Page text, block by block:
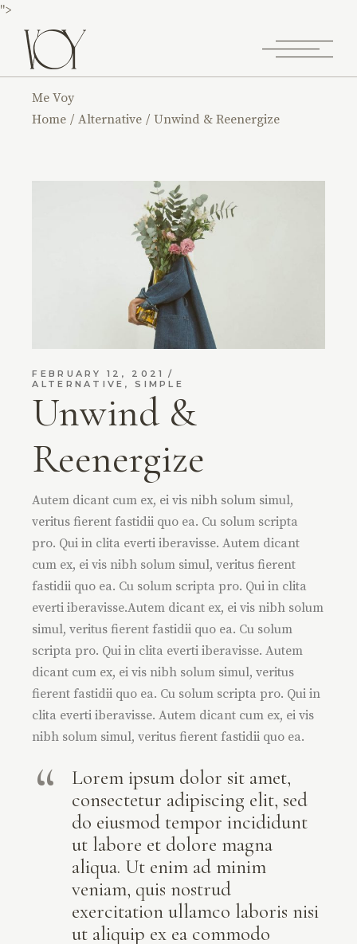
">
Me Voy
Home
Alternative Unwind & Reenergize
FEBRUARY 12, 2021
ALTERNATIVE ,SIMPLE
Unwind &
Reenergize
Autem dicant cum ex, ei vis nibh solum simul,
veritus fierent fastidii quo ea. Cu solum scripta
pro. Qui in clita everti iberavisse. Autem dicant
cum ex, ei vis nibh solum simul, veritus fierent
fastidii quo ea. Cu solum scripta pro. Qui in clita
everti iberavisse.Autem dicant ex, ei vis nibh solum
simul, veritus fierent fastidii quo ea. Cu solum
scripta pro. Qui in clita everti iberavisse. Autem
dicant cum ex, ei vis nibh solum simul, veritus
fierent fastidii quo ea. Cu solum scripta pro. Qui in
clita everti iberavisse. Autem dicant cum ex, ei vis
nibh solum simul, veritus fierent fastidii quo ea.
Lorem ipsum dolor sit amet,
consectetur adipiscing elit, sed
do eiusmod tempor incididunt
ut labore et dolore magna
aliqua. Ut enim ad minim
veniam, quis nostrud
exercitation ullamco laboris nisi
ut aliquip ex ea commodo